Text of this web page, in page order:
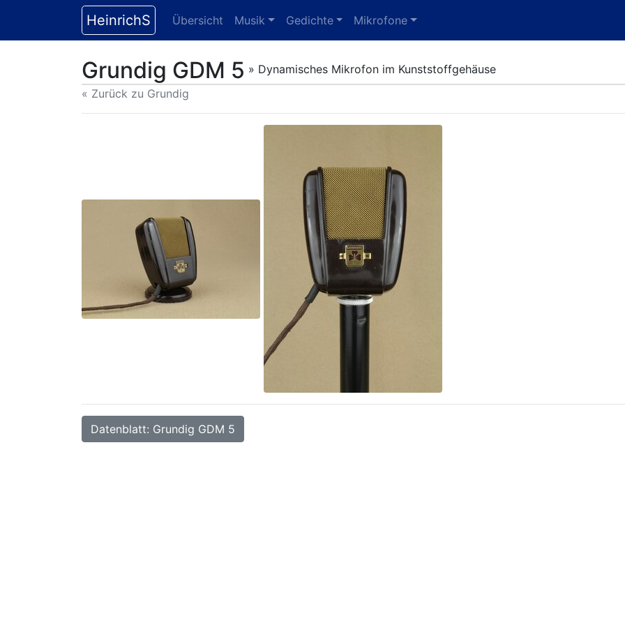
HeinrichS Übersicht Musik Gedichte Mikrofone
Grundig GDM 5 » Dynamisches Mikrofon im Kunststoffgehäuse
« Zurück zu Grundig
Datenblatt: Grundig GDM 5